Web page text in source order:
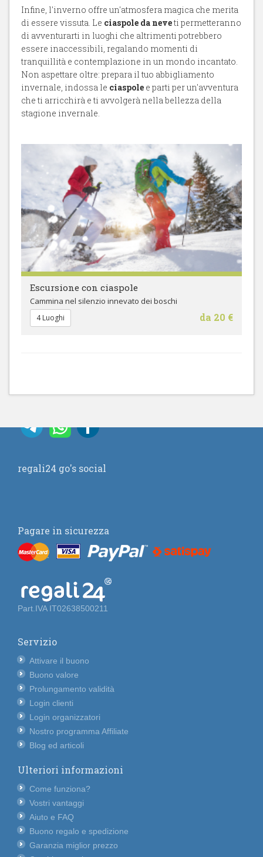
Infine, l'inverno offre un'atmosfera magica che merita
di essere vissuta. Le ciaspole da neveti permetteranno
di avventurarti in luoghi che altrimenti potrebbero
essere inaccessibili, regalando momenti di
tranquillità e contemplazione in un mondo incantato.
Non aspettare oltre: prepara il tuo abbigliamento
invernale, indossa le ciaspole e parti per un'avventura
che ti arricchirà e ti avvolgerà nella bellezza della
stagione invernale.
Escursione con ciaspole
Cammina nel silenzio innevato dei boschi
da 20 €
4 Luoghi
regali24 go's social
Pagare in sicurezza
Part.IVA IT02638500211
Servizio
Attivare il buono
Buono valore
Prolungamento validità
Login clienti
Login organizzatori
Nostro programma Affiliate
Blog ed articoli
Ulteriori informazioni
Come funziona?
Vostri vantaggi
Aiuto e FAQ
Buono regalo e spedizione
Garanzia miglior prezzo